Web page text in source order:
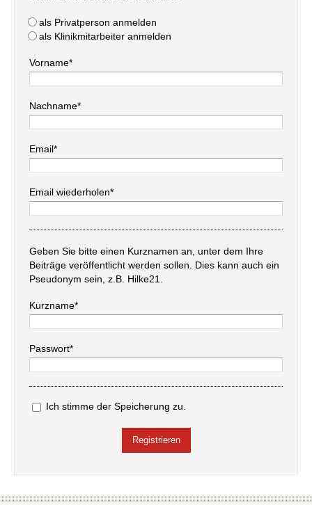
als Privatperson anmelden
als Klinikmitarbeiter anmelden
Vorname*
Nachname*
Email*
Email wiederholen*
Geben Sie bitte einen Kurznamen an, unter dem Ihre
Beiträge veröffentlicht werden sollen. Dies kann auch ein
Pseudonym sein, z.B. Hilke21.
Kurzname*
Passwort*
Ich stimme der Speicherung zu.